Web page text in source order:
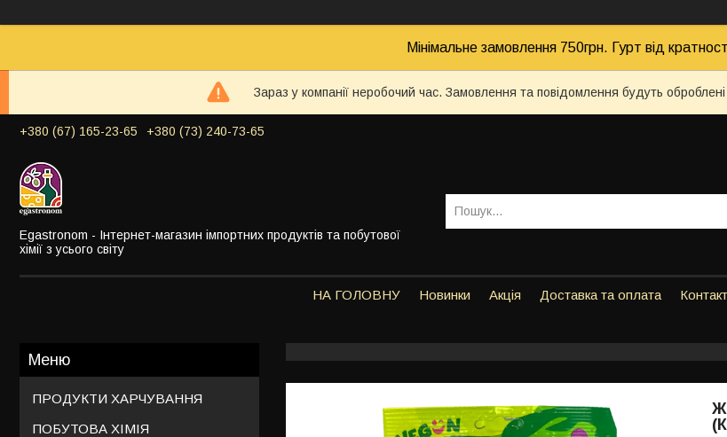
Мінімальне замовлення 750грн. Гурт від
Зараз у компанії неробочий час. Замовлення та повідомлення будуть
+380 (67) 165-23-65 +380 (73) 240-73-65
Egastronom - Інтернет-магазин імпортних продуктів та побутової
хімії з усього світу
НА ГОЛОВНУ Новинки Акція Доставка та оплата
ПРОДУКТИ ХАРЧУВАННЯ
ПОБУТОВА ХІМІЯ